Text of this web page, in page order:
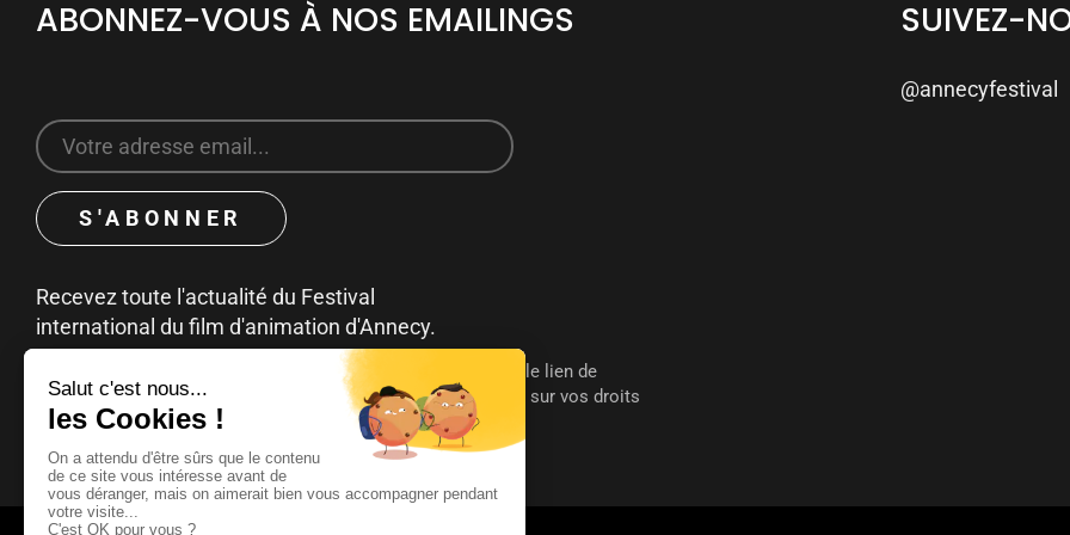
ABONNEZ-VOUS À NOS EMAILINGS
Recevez toute l'actualité du Festival
international du film d'animation d'Annecy.
Vous pouvez à tout moment vous désinscrire en cliquant sur le lien de
désabonnement contenu dans les emails. Pour en savoir plus sur vos droits
consultez notrepolitique de confidentialité.
SUIVEZ-
@annecyfestival